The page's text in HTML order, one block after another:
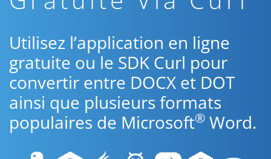
Utilisez l’application en ligne
gratuite ou le SDK Curl pour
convertir entre DOCX et DOT
ainsi que plusieurs formats
populaires de Microsoft® Word.